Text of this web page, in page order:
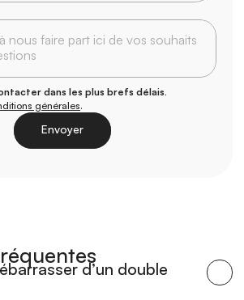
dans les plus brefs délais.
générales.
Charger
Envoyer
d’un double